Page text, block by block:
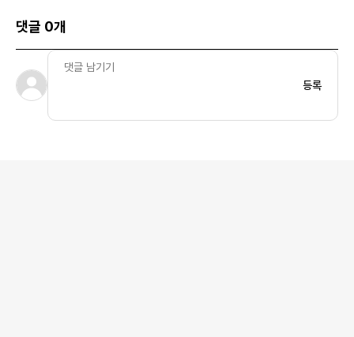
댓글 0개
등록